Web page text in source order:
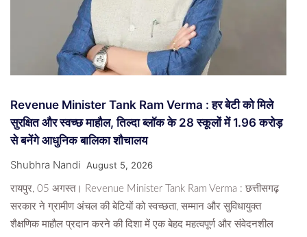
Revenue Minister Tank Ram Verma : हर बेटी को मिले
सुरक्षित और स्वच्छ माहौल, तिल्दा ब्लॉक के 28 स्कूलों में 1.96 करोड़
से बनेंगे आधुनिक बालिका शौचालय
Shubhra Nandi August 5, 2026
​रायपुर, 05 अगस्त। Revenue Minister Tank Ram Verma : छत्तीसगढ़
सरकार ने ग्रामीण अंचल की बेटियों को स्वच्छता, सम्मान और सुविधायुक्त
शैक्षणिक माहौल प्रदान करने की दिशा में एक बेहद महत्वपूर्ण और संवेदनशील